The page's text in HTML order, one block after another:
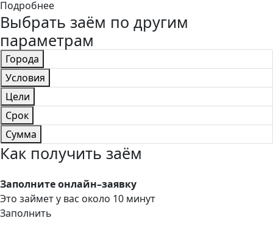
Подробнее
Выбрать заём по другим
параметрам
Города
Условия
Цели
Срок
Сумма
Как получить заём
Заполните онлайн–заявку
Это займет у вас около 10 минут
Заполнить